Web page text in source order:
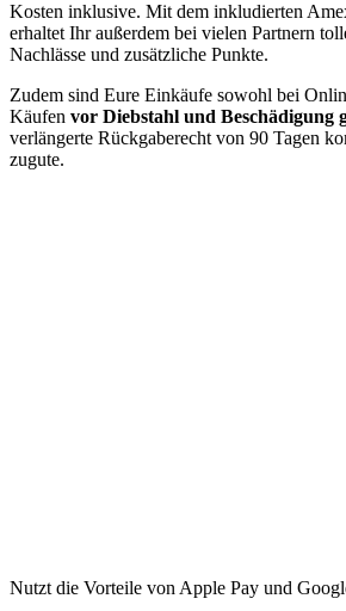
Kosten inklusive. Mit dem inkludierten
erhaltet Ihr außerdem bei vielen Partnern
Nachlässe und zusätzliche Punkte.
Zudem sind Eure Einkäufe sowohl bei
Käufen vor Diebstahl und Beschädigung
verlängerte Rückgaberecht von 90 Tagen
zugute.
Nutzt die Vorteile von Apple Pay und